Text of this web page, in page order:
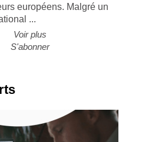
européens. Malgré un
...
Voir plus
S'abonner